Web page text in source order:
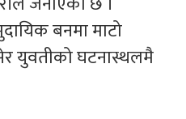
बनमा माटो
युवतीको घटनास्थलमै